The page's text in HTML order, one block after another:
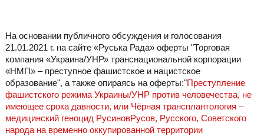
На основании публичного обсуждения и голосования
21.01.2021 г. на сайте «Руська Рада» оферты "Торговая
компания «Украина/УНР» транснациональной корпорации
«НМП» – преступное фашистское и нацистское
образование", а также опираясь на оферты:"Преступление
фашистского режима Украины/УНР против человечества, не
имеющее срока давности, или Чёрная трансплантология –
медицинский геноцид РусиновРусов, Русского, Советского
народа на временно оккупированной территории